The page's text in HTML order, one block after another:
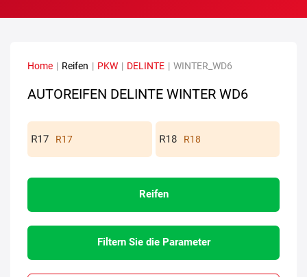
Home | Reifen | PKW | DELINTE | WINTER_WD6
AUTOREIFEN DELINTE WINTER WD6
R17 R18
Reifen
Filtern Sie die Parameter